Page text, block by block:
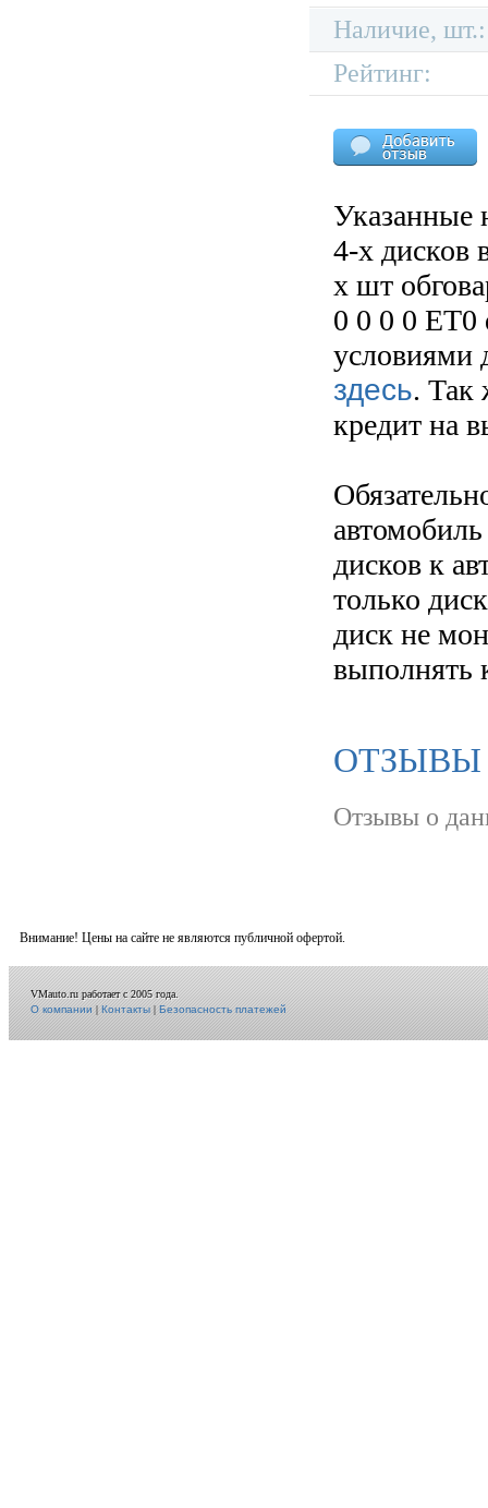
Наличие, шт.:
Рейтинг:
Указанные
4-х дисков
х шт
0 0 0 0 ET0
условиями
здесь. Так
кредит на
дисков к
только
диск не
выполнять
ОТЗЫВЫ
Отзывы о
Внимание! Цены на сайте не являются публичной офертой.
VMauto.ru работает с 2005 года.
О компании|Контакты|Безопасность платежей